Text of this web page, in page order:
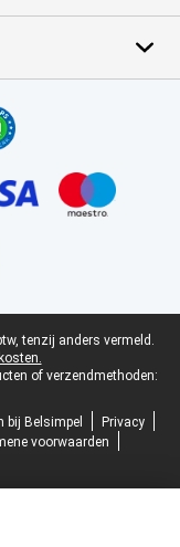
tenzij anders vermeld.
of verzendmethoden:
bij Belsimpel
Privacy
voorwaarden